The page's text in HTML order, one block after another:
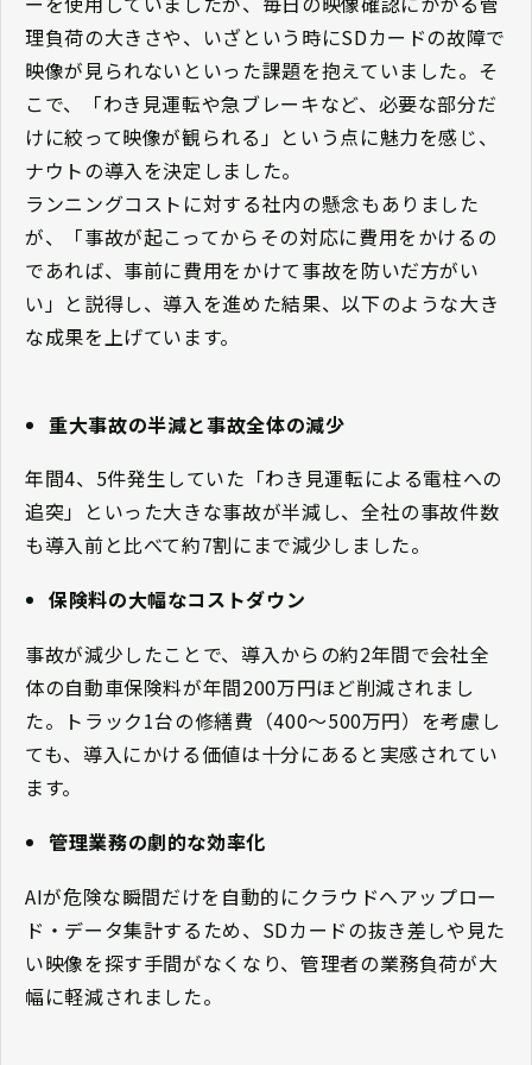
理負荷の大きさや、いざという時にSDカードの故障で
映像が見られないといった課題を抱えていました。そ
こで、「わき見運転や急ブレーキなど、必要な部分だ
けに絞って映像が観られる」という点に魅力を感じ、
ナウトの導入を決定しました。
ランニングコストに対する社内の懸念もありました
が、「事故が起こってからその対応に費用をかけるの
であれば、事前に費用をかけて事故を防いだ方がい
い」と説得し、導入を進めた結果、以下のような大き
な成果を上げています。
重大事故の半減と事故全体の減少
年間4、5件発生していた「わき見運転による電柱への
追突」といった大きな事故が半減し、全社の事故件数
も導入前と比べて約7割にまで減少しました。
保険料の大幅なコストダウン
事故が減少したことで、導入からの約2年間で会社全
体の自動車保険料が年間200万円ほど削減されまし
た。トラック1台の修繕費（400〜500万円）を考慮し
ても、導入にかける価値は十分にあると実感されてい
ます。
管理業務の劇的な効率化
AIが危険な瞬間だけを自動的にクラウドへアップロー
ド・データ集計するため、SDカードの抜き差しや見た
い映像を探す手間がなくなり、管理者の業務負荷が大
幅に軽減されました。